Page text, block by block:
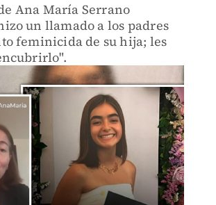
Ana María Serrano
un llamado a los padres
feminicida de su hija; les